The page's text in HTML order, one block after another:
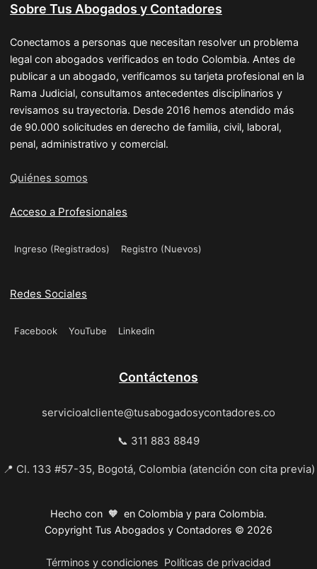
Sobre Tus Abogados y Contadores
Conectamos a personas que necesitan resolver un problema
legal con abogados verificados en todo Colombia. Antes de
publicar a un abogado, verificamos su tarjeta profesional en la
Rama Judicial, consultamos antecedentes disciplinarios y
revisamos su trayectoria. Desde 2016 hemos atendido más
de 90.000 solicitudes en derecho de familia, civil, laboral,
penal, administrativo y comercial.
Quiénes somos
Acceso a Profesionales
Ingreso (Registrados) Registro (Nuevos)
Redes Sociales
Facebook YouTube Linkedin
Contáctenos
servicioalcliente@tusabogadosycontadores.co
📞 311 883 8849
📍 Cl. 133 #57-35, Bogotá, Colombia (atención con cita previa)
Hecho con 🧡 en Colombia y para Colombia.
Copyright Tus Abogados y Contadores © 2026
Términos y condiciones Políticas de privacidad